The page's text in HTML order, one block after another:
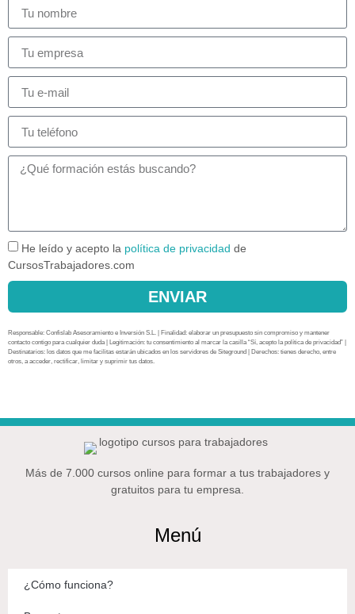
He leído y acepto la política de privacidad de
CursosTrabajadores.com
ENVIAR
Responsable: Confislab Asesoramiento e Inversión S.L. | Finalidad: elaborar un presupuesto sin compromiso y mantener
contacto contigo para cualquier duda | Legitimación: tu consentimiento al marcar la casilla “Sí, acepto la política de privacidad” |
Destinatarios: los datos que me facilitas estarán ubicados en los servidores de Siteground | Derechos: tienes derecho, entre
otros, a acceder, rectificar, limitar y suprimir tus datos.
Más de 7.000 cursos online para formar a tus trabajadores y
gratuitos para tu empresa.
Menú
¿Cómo funciona?